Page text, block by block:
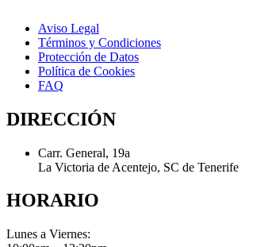
Aviso Legal
Términos y Condiciones
Protección de Datos
Política de Cookies
FAQ
DIRECCIÓN
Carr. General, 19a
La Victoria de Acentejo, SC de Tenerife
HORARIO
Lunes a Viernes: